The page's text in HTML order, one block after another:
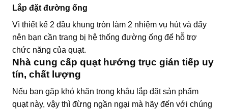
Lắp đặt đường ống
Vì thiết kế 2 đầu khung tròn làm 2 nhiệm vụ hút và đẩy
nên bạn cần trang bị hệ thống đường ống để hỗ trợ
chức năng của quạt.
Nhà cung cấp quạt hướng trục gián tiếp uy
tín, chất lượng
Nếu bạn gặp khó khăn trong khâu lắp đặt sản phẩm
quạt này, vậy thì đừng ngần ngại mà hãy đến với chúng